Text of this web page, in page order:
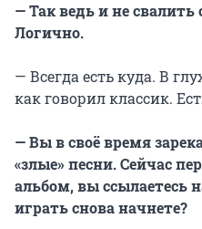
— Так ведь и не свалить
Логично.
— Всегда есть куда. В
как говорил классик.
— Вы в своё время
«злые» песни. Сейчас
альбом, вы ссылаетесь
играть снова начнете?